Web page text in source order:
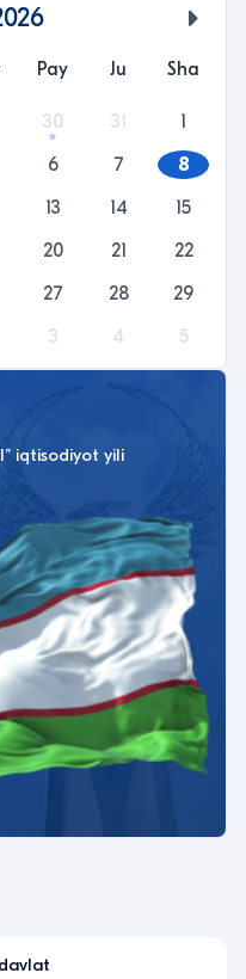
Pay Ju Sha
30 31
1
6 7
8
13 14
15
20 21
22
27 28
29
3 4 5
iqtisodiyot yili